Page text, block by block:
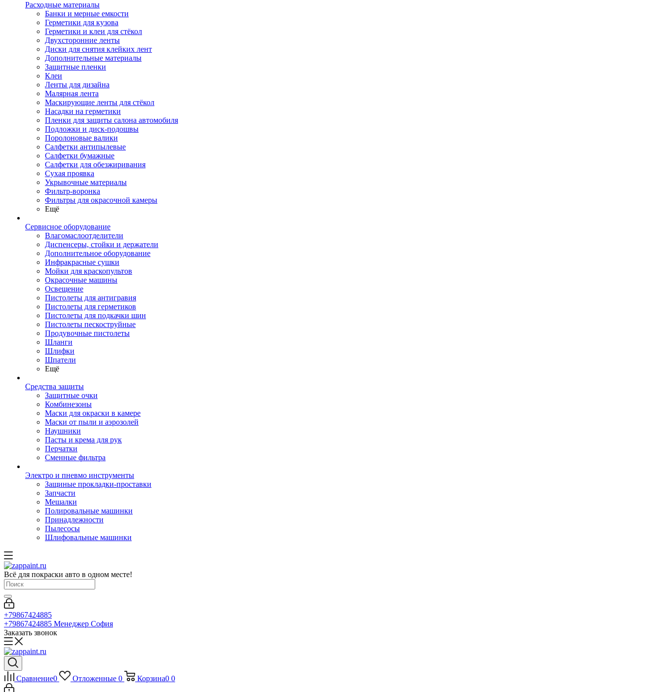
Расходные материалы
Банки и мерные емкости
Герметики для кузова
Герметики и клеи для стёкол
Двухсторонние ленты
Диски для снятия клейких лент
Дополнительные материалы
Защитные пленки
Клеи
Ленты для дизайна
Малярная лента
Маскирующие ленты для стёкол
Насадки на герметики
Пленки для защиты салона автомобиля
Подложки и диск-подошвы
Поролоновые валики
Салфетки антипылевые
Салфетки бумажные
Салфетки для обезжиривания
Сухая проявка
Укрывочные материалы
Фильтр-воронка
Фильтры для окрасочной камеры
Ещё
Сервисное оборудование
Влагомаслоотделители
Диспенсеры, стойки и держатели
Дополнительное оборудование
Инфракрасные сушки
Мойки для краскопультов
Окрасочные машины
Освещение
Пистолеты для антигравия
Пистолеты для герметиков
Пистолеты для подкачки шин
Пистолеты пескоструйные
Продувочные пистолеты
Шланги
Шлифки
Шпатели
Ещё
Средства защиты
Защитные очки
Комбинезоны
Маски для окраски в камере
Маски от пыли и аэрозолей
Наушники
Пасты и крема для рук
Перчатки
Сменные фильтра
Электро и пневмо инструменты
Защиные прокладки-проставки
Запчасти
Мешалки
Полировальные машинки
Принадлежности
Пылесосы
Шлифовальные машинки
Всё для покраски авто в одном месте!
+79867424885
+79867424885 Менеджер София
Заказать звонок
Сравнение0 Отложенные 0 Корзина0 0